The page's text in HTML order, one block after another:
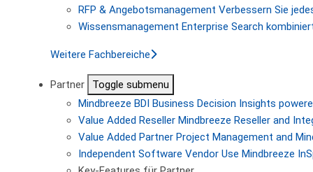
RFP & Angebotsmanagement Verbessern Sie
Wissensmanagement Enterprise Search
Weitere Fachbereiche
Partner
Toggle submenu
Mindbreeze BDI Business Decision Insights
Value Added Reseller Mindbreeze Reseller and
Value Added Partner Project Management and
Independent Software Vendor Use Mindbreeze